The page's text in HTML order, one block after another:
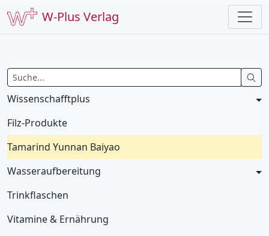
W-Plus Verlag
Wissenschafftplus
Filz-Produkte
Tamarind Yunnan Baiyao
Wasseraufbereitung
Trinkflaschen
Vitamine & Ernährung